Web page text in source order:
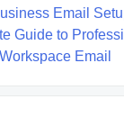
Email
Guide to
Email